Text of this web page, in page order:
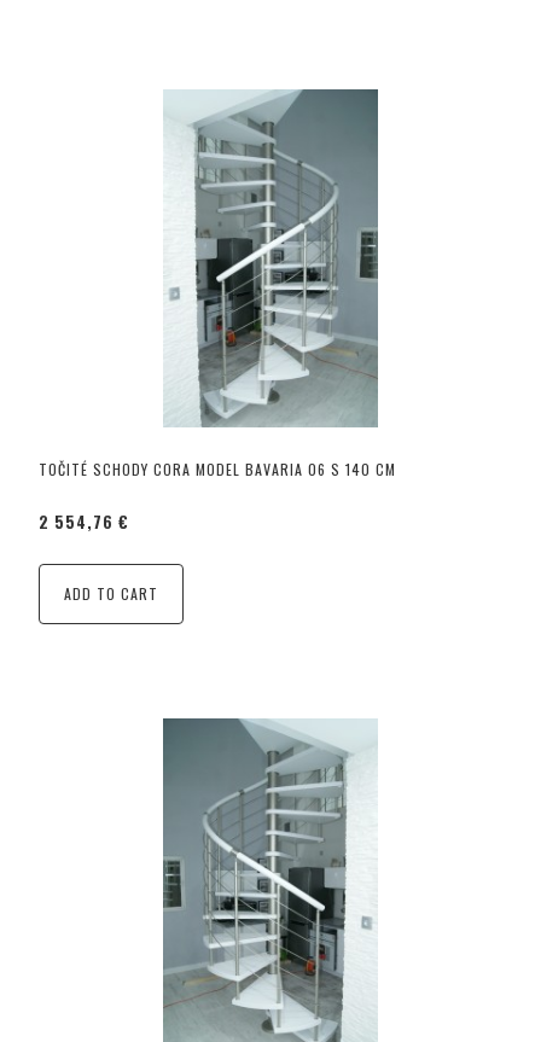
TOČITÉ SCHODY CORA MODEL BAVARIA 06 S 140 CM
2 554,76 €
ADD TO CART